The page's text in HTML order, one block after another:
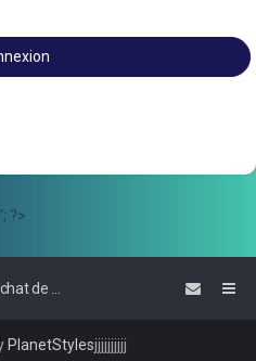
'; ?>
PlanetStylesjjjjjjjjjj